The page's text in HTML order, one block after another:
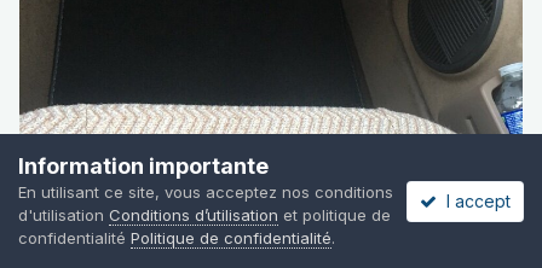
Information importante
En utilisant ce site, vous acceptez nos conditions
d'utilisation Conditions d’utilisation et politique de
confidentialité Politique de confidentialité.
I accept